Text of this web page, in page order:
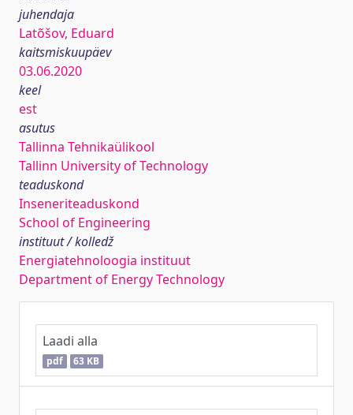
juhendaja
Latõšov, Eduard
kaitsmiskuupäev
03.06.2020
keel
est
asutus
Tallinna Tehnikaülikool
Tallinn University of Technology
teaduskond
Inseneriteaduskond
School of Engineering
instituut / kolledž
Energiatehnoloogia instituut
Department of Energy Technology
Laadi alla
pdf 63 KB